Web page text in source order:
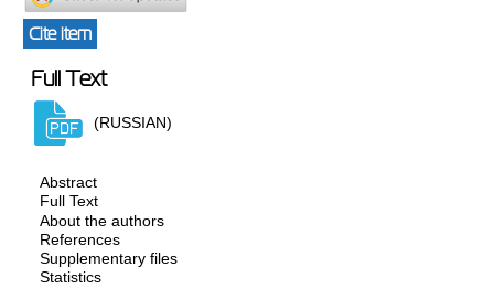
Cite item
Full Text
(RUSSIAN)
Abstract
Full Text
About the authors
References
Supplementary files
Statistics